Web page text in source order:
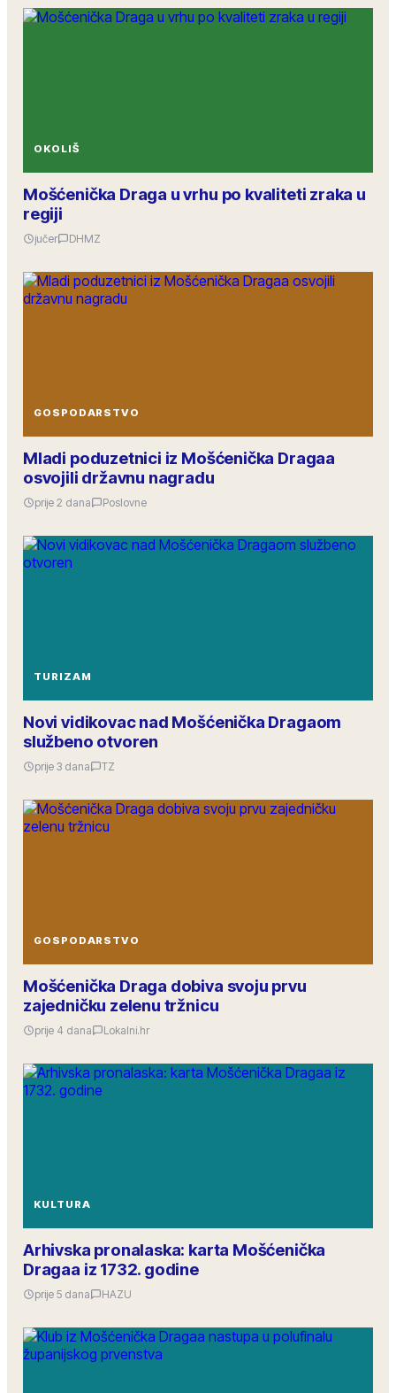
OKOLIŠ
Mošćenička Draga u vrhu po kvaliteti zraka u
regiji
jučer DHMZ
GOSPODARSTVO
Mladi poduzetnici iz Mošćenička Dragaa
osvojili državnu nagradu
prije 2 dana Poslovne
TURIZAM
Novi vidikovac nad Mošćenička Dragaom
službeno otvoren
prije 3 dana TZ
GOSPODARSTVO
Mošćenička Draga dobiva svoju prvu
zajedničku zelenu tržnicu
prije 4 dana Lokalni.hr
KULTURA
Arhivska pronalaska: karta Mošćenička
Dragaa iz 1732. godine
prije 5 dana HAZU